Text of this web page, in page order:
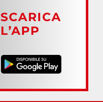
SCARICA
L’APP